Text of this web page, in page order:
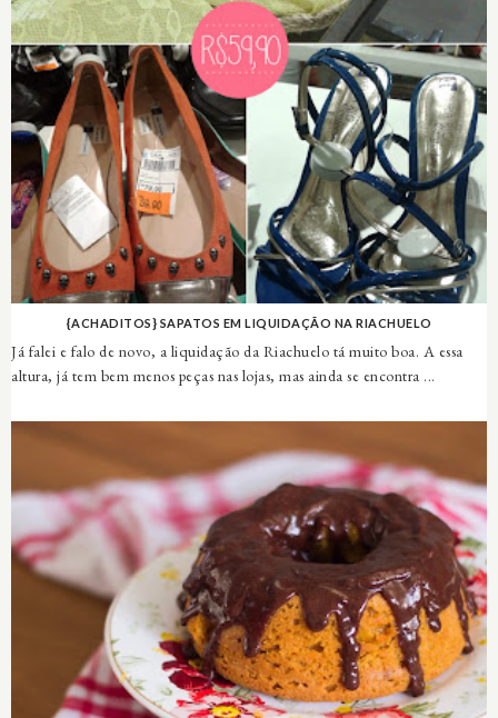
{ACHADITOS} SAPATOS EM LIQUIDAÇÃO NA RIACHUELO
Já falei e falo de novo, a liquidação da Riachuelo tá muito boa. A essa
altura, já tem bem menos peças nas lojas, mas ainda se encontra ...